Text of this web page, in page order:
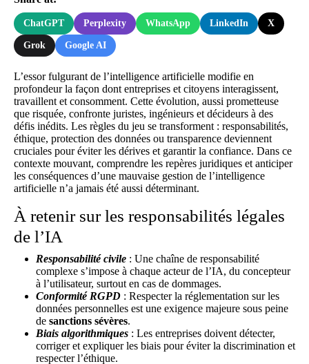
ChatGPT Perplexity WhatsApp LinkedIn X
Grok Google AI
L’essor fulgurant de l’intelligence artificielle modifie en
profondeur la façon dont entreprises et citoyens interagissent,
travaillent et consomment. Cette évolution, aussi prometteuse
que risquée, confronte juristes, ingénieurs et décideurs à des
défis inédits. Les règles du jeu se transforment : responsabilités,
éthique, protection des données ou transparence deviennent
cruciales pour éviter les dérives et garantir la confiance. Dans ce
contexte mouvant, comprendre les repères juridiques et anticiper
les conséquences d’une mauvaise gestion de l’intelligence
artificielle n’a jamais été aussi déterminant.
À retenir sur les responsabilités légales
de l’IA
Responsabilité civile : Une chaîne de responsabilité
complexe s’impose à chaque acteur de l’IA, du concepteur
à l’utilisateur, surtout en cas de dommages.
Conformité RGPD : Respecter la réglementation sur les
données personnelles est une exigence majeure sous peine
de sanctions sévères.
Biais algorithmiques : Les entreprises doivent détecter,
corriger et expliquer les biais pour éviter la discrimination et
respecter l’éthique.